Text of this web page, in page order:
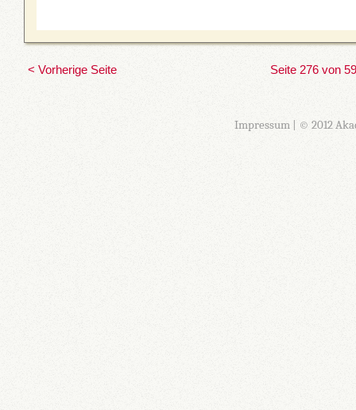
< Vorherige Seite Seite 276 von
Impressum| © 2012